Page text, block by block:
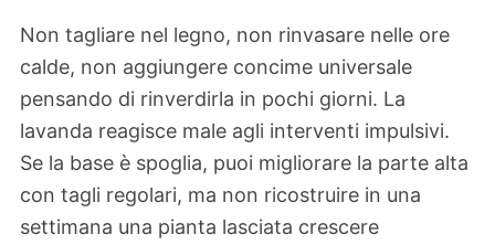
Non tagliare nel legno, non rinvasare nelle ore
calde, non aggiungere concime universale
pensando di rinverdirla in pochi giorni. La
lavanda reagisce male agli interventi impulsivi.
Se la base è spoglia, puoi migliorare la parte alta
con tagli regolari, ma non ricostruire in una
settimana una pianta lasciata crescere